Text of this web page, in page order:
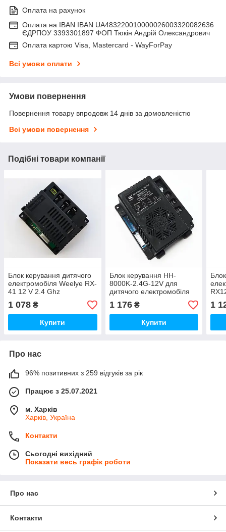
Оплата на рахунок
Оплата на IBAN IBAN UA483220010000026003320082636
ЄДРПОУ 3393301897 ФОП Тюкін Андрій Олександрович
Оплата картою Visa, Mastercard - WayForPay
Всі умови оплати
Умови повернення
Повернення товару впродовж 14 днів за домовленістю
Всі умови повернення
Подібні товари компанії
Блок керування дитячого
електромобіля Weelye RX-
41 12 V 2.4 Ghz
1 078 ₴
Купити
Блок керування HH-
8000K-2.4G-12V для
дитячого електромобіля
1 176₴
Купити
1
Про нас
96% позитивних з 259 відгуків за рік
Працює з 25.07.2021
м. Харків
Харків, Україна
Контакти
Сьогодні вихідний
Показати весь графік роботи
Про нас
Контакти